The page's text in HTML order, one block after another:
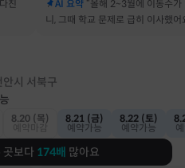
친
AI 요약 “올해 2~3월에 이동수가
니, 그때 학교 문제로 급히 이사했어
안시 서북구
8.20 (목)
8.21 (금)
예약가능
8.22 (토)
예약가능
곳보다 174배 많아요